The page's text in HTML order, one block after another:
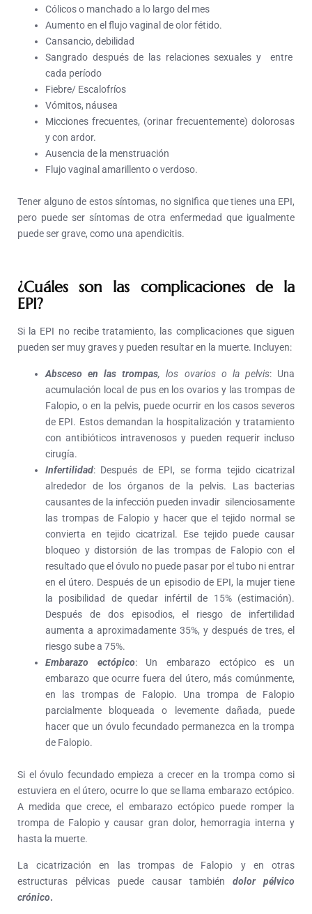
Cólicos o manchado a lo largo del mes
Aumento en el flujo vaginal de olor fétido.
Cansancio, debilidad
Sangrado después de las relaciones sexuales y entre
cada período
Fiebre/ Escalofríos
Vómitos, náusea
Micciones frecuentes, (orinar frecuentemente) dolorosas
y con ardor.
Ausencia de la menstruación
Flujo vaginal amarillento o verdoso.
Tener alguno de estos síntomas, no significa que tienes una EPI,
pero puede ser síntomas de otra enfermedad que igualmente
puede ser grave, como una apendicitis.
¿Cuáles son las complicaciones de la
EPI?
Si la EPI no recibe tratamiento, las complicaciones que siguen
pueden ser muy graves y pueden resultar en la muerte. Incluyen:
Absceso en las trompas, los ovarios o la pelvis: Una
acumulación local de pus en los ovarios y las trompas de
Falopio, o en la pelvis, puede ocurrir en los casos severos
de EPI. Estos demandan la hospitalización y tratamiento
con antibióticos intravenosos y pueden requerir incluso
cirugía.
Infertilidad: Después de EPI, se forma tejido cicatrizal
alrededor de los órganos de la pelvis. Las bacterias
causantes de la infección pueden invadir silenciosamente
las trompas de Falopio y hacer que el tejido normal se
convierta en tejido cicatrizal. Ese tejido puede causar
bloqueo y distorsión de las trompas de Falopio con el
resultado que el óvulo no puede pasar por el tubo ni entrar
en el útero. Después de un episodio de EPI, la mujer tiene
la posibilidad de quedar infértil de 15% (estimación).
Después de dos episodios, el riesgo de infertilidad
aumenta a aproximadamente 35%, y después de tres, el
riesgo sube a 75%.
Embarazo ectópico: Un embarazo ectópico es un
embarazo que ocurre fuera del útero, más comúnmente,
en las trompas de Falopio. Una trompa de Falopio
parcialmente bloqueada o levemente dañada, puede
hacer que un óvulo fecundado permanezca en la trompa
de Falopio.
Si el óvulo fecundado empieza a crecer en la trompa como si
estuviera en el útero, ocurre lo que se llama embarazo ectópico.
A medida que crece, el embarazo ectópico puede romper la
trompa de Falopio y causar gran dolor, hemorragia interna y
hasta la muerte.
La cicatrización en las trompas de Falopio y en otras
estructuras pélvicas puede causar también dolor pélvico
crónico.